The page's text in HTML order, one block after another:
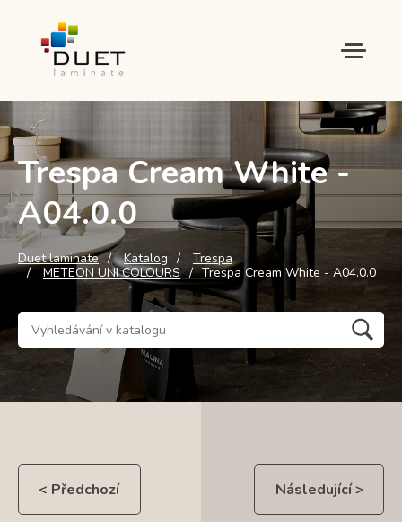
Trespa Cream White -
A04.0.0
Duet laminate Katalog
Trespa
METEON UNI COLOURS
Trespa Cream White - A04.0.0
< Předchozí Následující >